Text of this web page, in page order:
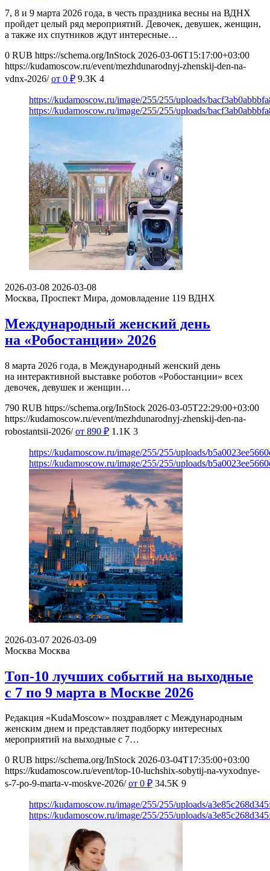
7, 8 и 9 марта 2026 года, в честь праздника весны на ВДНХ
пройдет целый ряд мероприятий. Девочек, девушек, женщин,
а также их спутников ждут интересные…
0 RUB https://schema.org/InStock 2026-03-06T15:17:00+03:00
https://kudamoscow.ru/event/mezhdunarodnyj-zhenskij-den-na-
vdnx-2026/ от 0 ₽ 9.3K 4
https://kudamoscow.ru/image/255/255/uploads/
https://kudamoscow.ru/image/255/255/uploads/
2026-03-08 2026-03-08
Москва, Проспект Мира, домовладение 119 ВДНХ
Международный женский день
на «Робостанции» 2026
8 марта 2026 года, в Международный женский день
на интерактивной выставке роботов «Робостанции» всех
девочек, девушек и женщин…
790 RUB https://schema.org/InStock 2026-03-05T22:29:00+03:00
https://kudamoscow.ru/event/mezhdunarodnyj-zhenskij-den-na-
robostantsii-2026/ от 890 ₽ 1.1K 3
https://kudamoscow.ru/image/255/255/uploads/
https://kudamoscow.ru/image/255/255/uploads/
2026-03-07 2026-03-09
Москва Москва
Топ-10 лучших событий на выходные
с 7 по 9 марта в Москве 2026
Редакция «KudaMoscow» поздравляет с Международным
женским днем и представляет подборку интересных
мероприятий на выходные с 7…
0 RUB https://schema.org/InStock 2026-03-04T17:35:00+03:00
https://kudamoscow.ru/event/top-10-luchshix-sobytij-na-vyxodnye-
s-7-po-9-marta-v-moskve-2026/ от 0 ₽ 34.5K 9
https://kudamoscow.ru/image/255/255/uploads/
https://kudamoscow.ru/image/255/255/uploads/